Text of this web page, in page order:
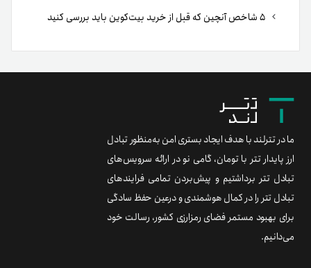
ما در تترلند با هدف ایجاد بستری امن به‌منظور تبادل
ارز پایدار تتر با تومان، گامی نو در ارائه سرویس‌های
تبادل تتر برداشتیم و پیش‌بردن تمامی فرایندهای
تبادل تتر را در کمال هوشمندی و درعین حفظ سادگی
برای بهبود مستمر فضای رمزارزی کشور، رسالت خود
می‌دانیم.